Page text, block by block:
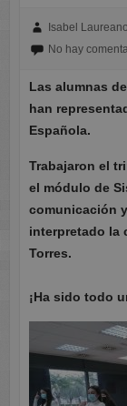
Isabel
No hay
Las alumnas
han
Española.
Trabajaron el
el módulo de
comunicación
interpretado la
Torres.
¡Ha sido todo